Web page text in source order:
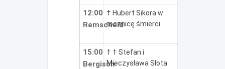
12:00
Remscheid
† Hubert Sikora w
rocznicę śmierci
15:00
Bergisch
† † Stefan i
Mieczysława Słota